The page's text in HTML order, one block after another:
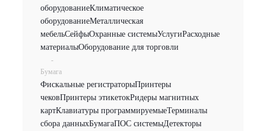
оборудованиеКлиматическое
оборудованиеМеталлическая
мебельСейфыОхранные системыУслугиРасходные
материалыОборудование для торговли
-
Бумага
Фискальные регистраторыПринтеры
чековПринтеры этикетокРидеры магнитных
картКлавиатуры программируемыеТерминалы
сбора данныхБумагаПОС системыДетекторы